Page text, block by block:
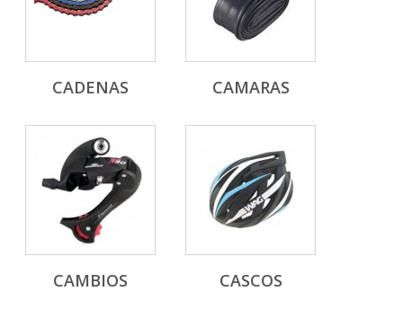
CADENAS CAMARAS
CAMBIOS CASCOS